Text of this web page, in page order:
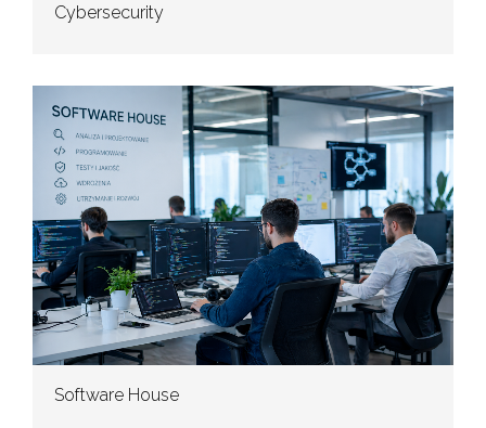
Cybersecurity
Software House